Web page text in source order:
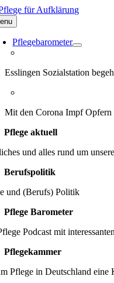
Zum
Inhalt
springen
Pflegebarometer
Esslingen Sozialstation
Mit den Corona Impf Opfern
Pflege aktuell
und alles rund um
Berufspolitik
und (Berufs) Politik
Pflege Barometer
Podcast mit
Pflegekammer
Pflege in Deutschland eine